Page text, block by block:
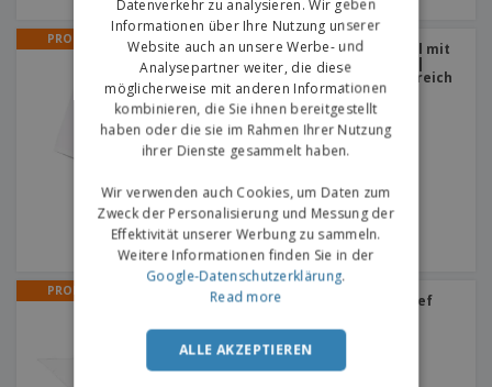
PROMO
Short Sleeve Chef Mantel mit
automatischen Buttons |
Berufsmantel Küchenbereich
PROMO
Fiesta Dreieckschal | Chef
+3
Datenverkehr zu analysieren. Wir geben
Informationen über Ihre Nutzung unserer
Website auch an unsere Werbe- und
Analysepartner weiter, die diese
möglicherweise mit anderen Informationen
kombinieren, die Sie ihnen bereitgestellt
haben oder die sie im Rahmen Ihrer Nutzung
ihrer Dienste gesammelt haben.
Wir verwenden auch Cookies, um Daten zum
Zweck der Personalisierung und Messung der
Effektivität unserer Werbung zu sammeln.
Weitere Informationen finden Sie in der
Google-Datenschutzerklärung.
Read more
ALLE AKZEPTIEREN